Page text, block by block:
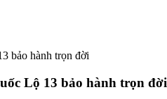
bảo hành trọn đời
Lộ 13 bảo hành trọn đời